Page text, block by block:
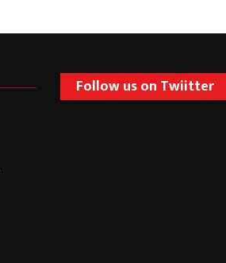
Follow us on Twiitter